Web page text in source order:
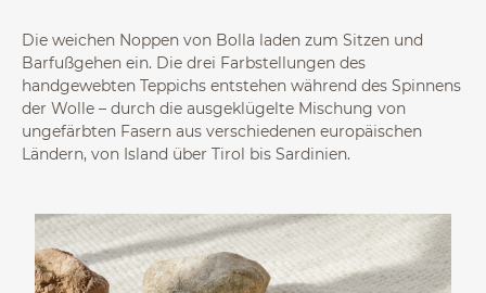
Die weichen Noppen von Bolla laden zum Sitzen und
Barfußgehen ein. Die drei Farbstellungen des
handgewebten Teppichs entstehen während des Spinnens
der Wolle – durch die ausgeklügelte Mischung von
ungefärbten Fasern aus verschiedenen europäischen
Ländern, von Island über Tirol bis Sardinien.